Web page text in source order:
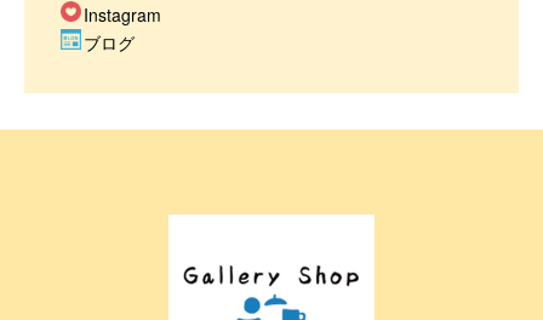
Instagram
ブログ